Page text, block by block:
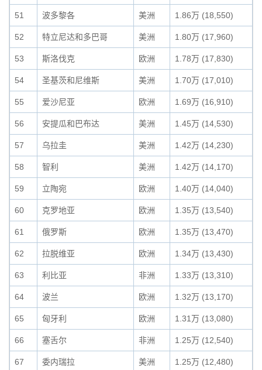
51 波多黎各 美洲 1.86万 (18,550)
52 特立尼达和多巴哥 美洲 1.80万 (17,960)
53 斯洛伐克 欧洲 1.78万 (17,830)
54 圣基茨和尼维斯 美洲 1.70万 (17,010)
55 爱沙尼亚 欧洲 1.69万 (16,910)
56 安提瓜和巴布达 美洲 1.45万 (14,530)
57 乌拉圭 美洲 1.42万 (14,230)
58 智利 美洲 1.42万 (14,170)
59 立陶宛 欧洲 1.40万 (14,040)
60 克罗地亚 欧洲 1.35万 (13,540)
61 俄罗斯 欧洲 1.35万 (13,470)
62 拉脱维亚 欧洲 1.34万 (13,430)
63 利比亚 非洲 1.33万 (13,310)
64 波兰 欧洲 1.32万 (13,170)
65 匈牙利 欧洲 1.31万 (13,080)
66 塞舌尔 非洲 1.25万 (12,540)
67 委内瑞拉 美洲 1.25万 (12,480)